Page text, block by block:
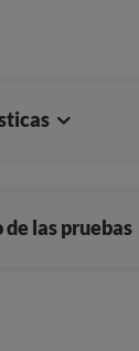
las pruebas